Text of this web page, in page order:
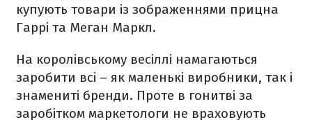
купують товари із зображеннями прицна
Гаррі та Меган Маркл.
На королівському весіллі намагаються
заробити всі – як маленькі виробники, так і
знамениті бренди. Проте в гонитві за
заробітком маркетологи не враховують